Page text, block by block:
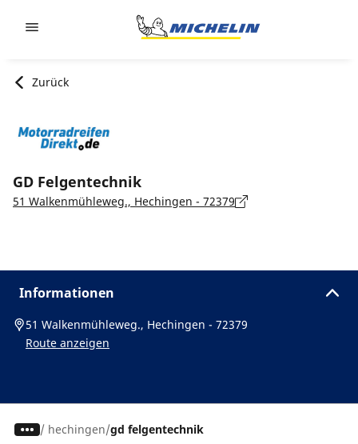
Zurück
GD Felgentechnik
51 Walkenmühleweg., Hechingen - 72379
Informationen
51 Walkenmühleweg., Hechingen - 72379
Route anzeigen
/ hechingen gd felgentechnik